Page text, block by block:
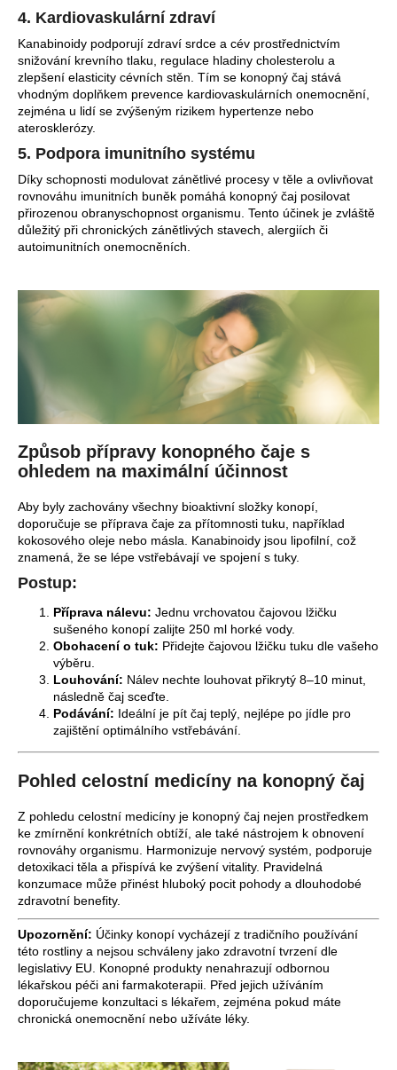
4. Kardiovaskulární zdraví
Kanabinoidy podporují zdraví srdce a cév prostřednictvím
snižování krevního tlaku, regulace hladiny cholesterolu a
zlepšení elasticity cévních stěn. Tím se konopný čaj stává
vhodným doplňkem prevence kardiovaskulárních onemocnění,
zejména u lidí se zvýšeným rizikem hypertenze nebo
aterosklerózy.
5. Podpora imunitního systému
Díky schopnosti modulovat zánětlivé procesy v těle a ovlivňovat
rovnováhu imunitních buněk pomáhá konopný čaj posilovat
přirozenou obranyschopnost organismu. Tento účinek je zvláště
důležitý při chronických zánětlivých stavech, alergiích či
autoimunitních onemocněních.
Způsob přípravy konopného čaje s
ohledem na maximální účinnost
Aby byly zachovány všechny bioaktivní složky konopí,
doporučuje se příprava čaje za přítomnosti tuku, například
kokosového oleje nebo másla. Kanabinoidy jsou lipofilní, což
znamená, že se lépe vstřebávají ve spojení s tuky.
Postup:
Příprava nálevu: Jednu vrchovatou čajovou lžičku
sušeného konopí zalijte 250 ml horké vody.
Obohacení o tuk: Přidejte čajovou lžičku tuku dle vašeho
výběru.
Louhování: Nálev nechte louhovat přikrytý 8–10 minut,
následně čaj sceďte.
Podávání: Ideální je pít čaj teplý, nejlépe po jídle pro
zajištění optimálního vstřebávání.
Pohled celostní medicíny na konopný čaj
Z pohledu celostní medicíny je konopný čaj nejen prostředkem
ke zmírnění konkrétních obtíží, ale také nástrojem k obnovení
rovnováhy organismu. Harmonizuje nervový systém, podporuje
detoxikaci těla a přispívá ke zvýšení vitality. Pravidelná
konzumace může přinést hluboký pocit pohody a dlouhodobé
zdravotní benefity.
Upozornění: Účinky konopí vycházejí z tradičního používání
této rostliny a nejsou schváleny jako zdravotní tvrzení dle
legislativy EU. Konopné produkty nenahrazují odbornou
lékařskou péči ani farmakoterapii. Před jejich užíváním
doporučujeme konzultaci s lékařem, zejména pokud máte
chronická onemocnění nebo užíváte léky.
SHEN
LING
BYLINNÁ
ESENCE
PODLE
TČM
Kč